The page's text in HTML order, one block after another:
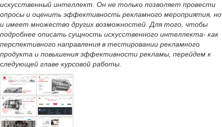
искусственный интеллект. Он не только позволяет провести
опросы и оценить эффективность рекламного мероприятия, но
и имеет множество других возможностей. Для того, чтобы
подробнее описать сущность искусственного интеллекта- как
перспективного направления в тестировании рекламного
продукта и повышения эффективности рекламы, перейдем к
следующей главе курсовой работы.